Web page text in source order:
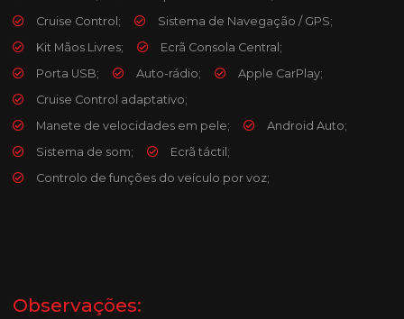
Cruise Control;
Sistema de Navegação / GPS;
Kit Mãos Livres;
Ecrã Consola Central;
Porta USB;
Auto-rádio;
Apple CarPlay;
Cruise Control adaptativo;
Manete de velocidades em pele;
Android Auto;
Sistema de som;
Ecrã táctil;
Controlo de funções do veículo por voz;
Observações: